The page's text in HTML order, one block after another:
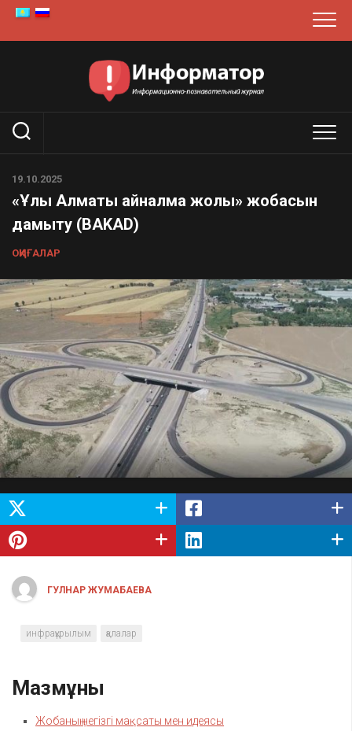
Skip
content
19.10.2025
«Ұлы Алматы айналма жолы» жобасын
дамыту (BAKAD)
ОҚИҒАЛАР
ГУЛНАР ЖУМАБАЕВА
инфрақұрылым қалалар
Мазмұны
Жобаның негізгі мақсаты мен идеясы